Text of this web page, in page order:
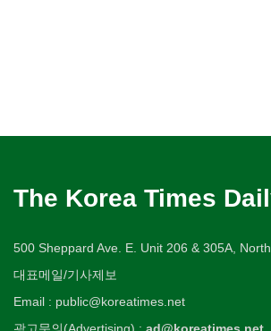
The Korea Times
500 Sheppard Ave. E. Unit 206 & 305A,
대표메일/기사제보
Email : public@koreatimes.net